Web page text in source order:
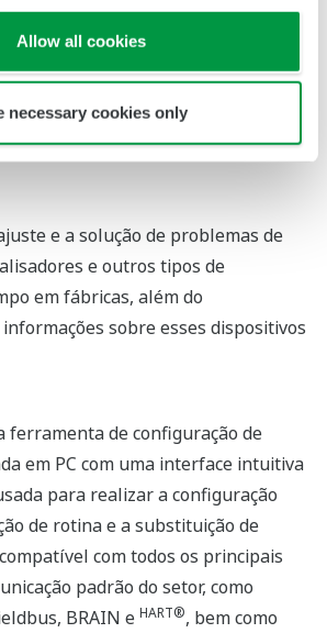
Allow all cookies
necessary cookies only
alvo
como petróleo, petroquímica,
ferro e aço
e a solução de problemas de
e outros tipos de
em fábricas, além do
sobre esses dispositivos
ferramenta de configuração de
em PC com uma interface intuitiva
para realizar a configuração
de rotina e a substituição de
com todos os principais
padrão do setor, como
BRAIN e HART®, bem como